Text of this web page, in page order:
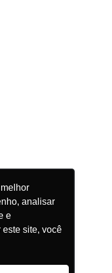
analisar
e
site, você